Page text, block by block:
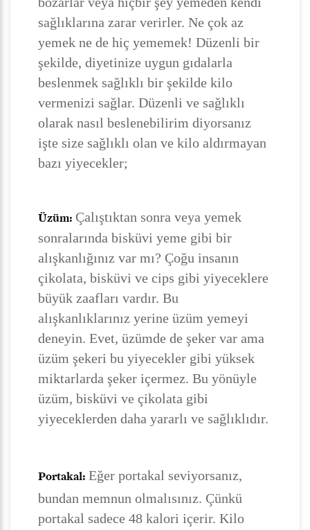
sağlıklarına zarar verirler. Ne çok az
yemek ne de hiç yememek! Düzenli bir
şekilde, diyetinize uygun gıdalarla
beslenmek sağlıklı bir şekilde kilo
vermenizi sağlar. Düzenli ve sağlıklı
olarak nasıl beslenebilirim diyorsanız
işte size sağlıklı olan ve kilo aldırmayan
bazı yiyecekler;
Üzüm: Çalıştıktan sonra veya yemek
sonralarında bisküvi yeme gibi bir
alışkanlığınız var mı? Çoğu insanın
çikolata, bisküvi ve cips gibi yiyeceklere
büyük zaafları vardır. Bu
alışkanlıklarınız yerine üzüm yemeyi
deneyin. Evet, üzümde de şeker var ama
üzüm şekeri bu yiyecekler gibi yüksek
miktarlarda şeker içermez. Bu yönüyle
üzüm, bisküvi ve çikolata gibi
yiyeceklerden daha yararlı ve sağlıklıdır.
Portakal: Eğer portakal seviyorsanız,
bundan memnun olmalısınız. Çünkü
portakal sadece 48 kalori içerir. Kilo